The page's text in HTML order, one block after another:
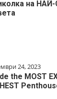
на
24, 2023
the MOST